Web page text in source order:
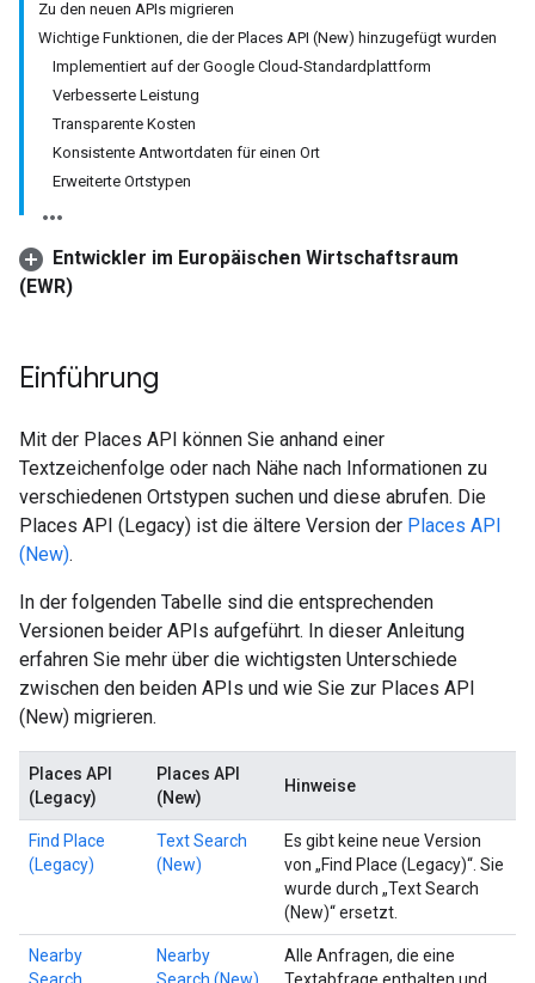
Zu den neuen APIs migrieren
Wichtige Funktionen, die der Places API (New) hinzugefügt wurden
Implementiert auf der Google Cloud-Standardplattform
Verbesserte Leistung
Transparente Kosten
Konsistente Antwortdaten für einen Ort
Erweiterte Ortstypen
Entwickler im Europäischen Wirtschaftsraum
(EWR)
Einführung
Mit der Places API können Sie anhand einer
Textzeichenfolge oder nach Nähe nach Informationen zu
verschiedenen Ortstypen suchen und diese abrufen. Die
Places API (Legacy) ist die ältere Version der Places API
(New).
In der folgenden Tabelle sind die entsprechenden
Versionen beider APIs aufgeführt. In dieser Anleitung
erfahren Sie mehr über die wichtigsten Unterschiede
zwischen den beiden APIs und wie Sie zur Places API
(New) migrieren.
Places API
(Legacy)
Places API
(New)
Hinweise
Find Place
(Legacy)
Text Search
(New)
Es gibt keine neue Version
von „Find Place (Legacy)“. Sie
wurde durch „Text Search
(New)“ ersetzt.
Nearby
Nearby
Alle Anfragen, die eine